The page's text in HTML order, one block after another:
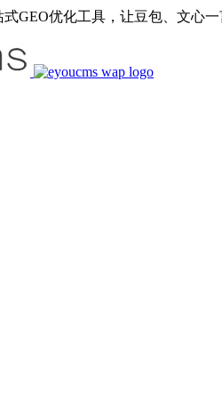
GEO优化工具，让豆包、文心